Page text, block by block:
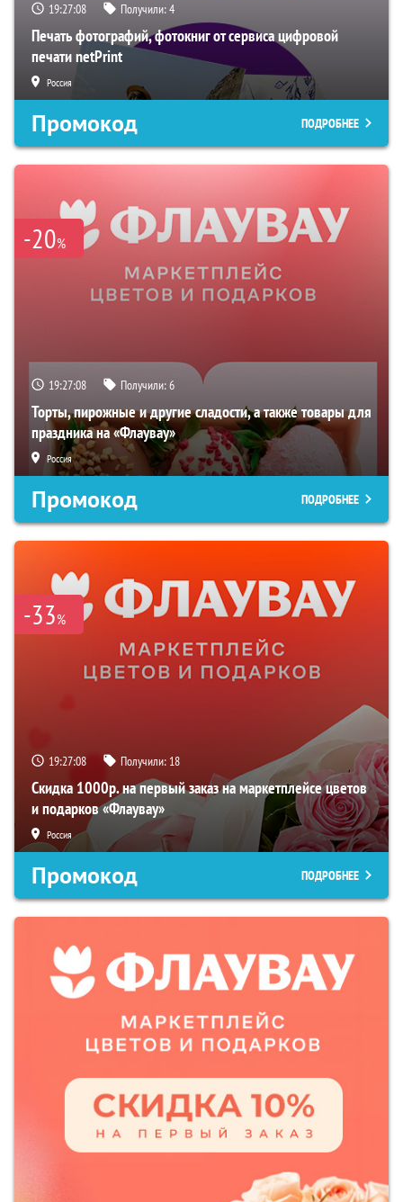
19:27:06 Получили:4
Печать фотографий, фотокниг от сервиса цифровой
печати netPrint
Россия
Промокод ПОДРОБНЕЕ
-20%
19:27:06 Получили:6
Торты, пирожные и другие сладости, а также товары для
праздника на «Флаувау»
Россия
Промокод ПОДРОБНЕЕ
-33%
19:27:06 Получили: 18
Скидка 1000р. на первый заказ на маркетплейсе цветов
и подарков «Флаувау»
Россия
Промокод ПОДРОБНЕЕ